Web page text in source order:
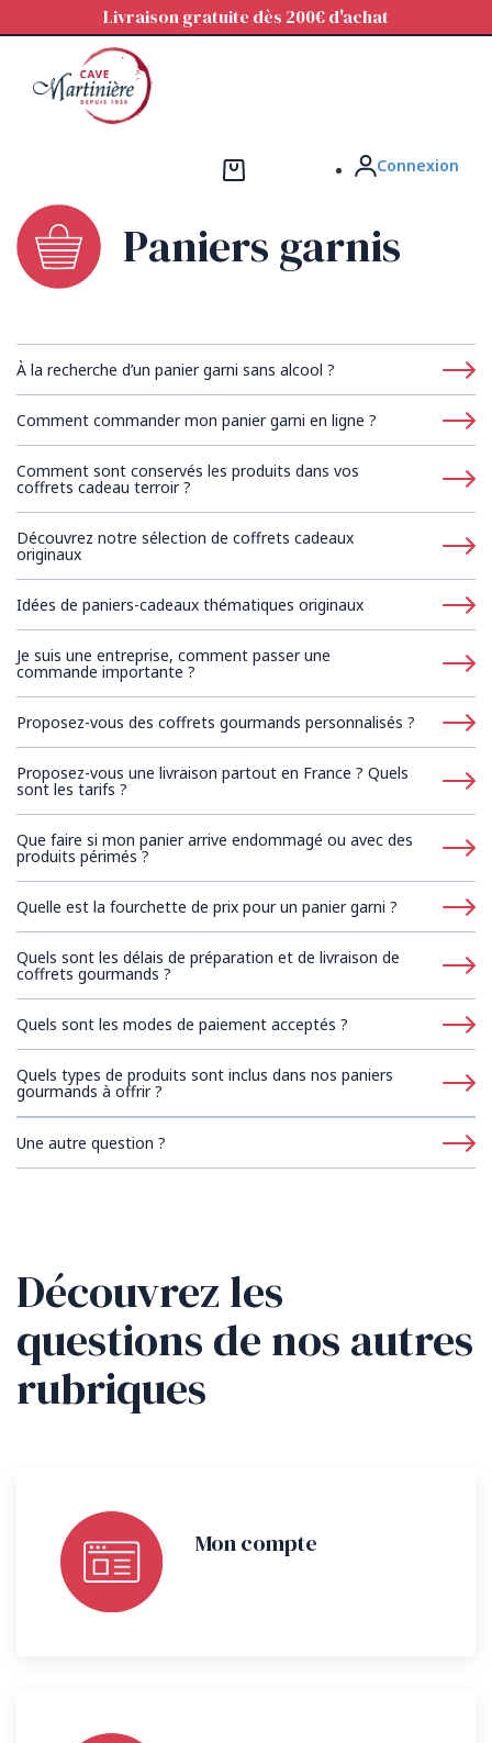
Livraison gratuite dès 200€ d'achat
Connexion
Paniers garnis
À la recherche d’un panier garni sans alcool ?
Comment commander mon panier garni en ligne ?
Comment sont conservés les produits dans vos
coffrets cadeau terroir ?
Découvrez notre sélection de coffrets cadeaux
originaux
Idées de paniers-cadeaux thématiques originaux
Je suis une entreprise, comment passer une
commande importante ?
Proposez-vous des coffrets gourmands personnalisés ?
Proposez-vous une livraison partout en France ? Quels
sont les tarifs ?
Que faire si mon panier arrive endommagé ou avec des
produits périmés ?
Quelle est la fourchette de prix pour un panier garni ?
Quels sont les délais de préparation et de livraison de
coffrets gourmands ?
Quels sont les modes de paiement acceptés ?
Quels types de produits sont inclus dans nos paniers
gourmands à offrir ?
Une autre question ?
Découvrez les
questions de nos autres
rubriques
Mon compte
Panneau de gestion des cookies